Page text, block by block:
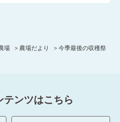
場 農場だより
今季最後の収穫祭
テンツはこちら